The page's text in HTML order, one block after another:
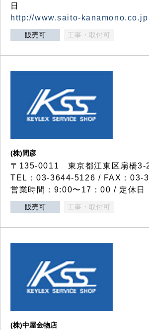
日
http://www.saito-kanamono.co.jp
販売可 工事・取付可
(株)間彦
〒135-0011 東京都江東区扇橋3-
TEL：03-3644-5126 / FAX：03-
営業時間：9:00〜17：00 / 定休日
販売可 工事・取付可
(株)中屋金物店